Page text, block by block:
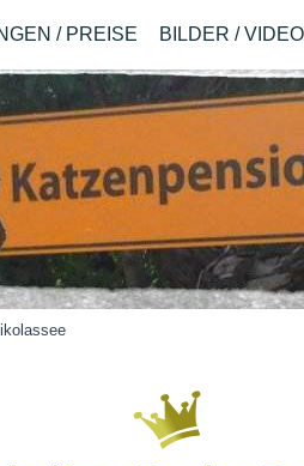
/ PREISE BILDER /